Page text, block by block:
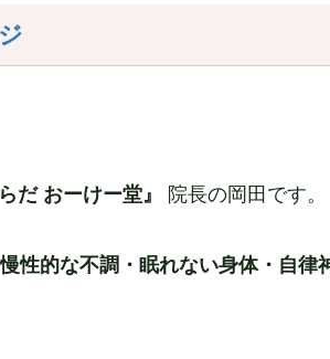
だ おーけー堂』 院長の岡田です。
慢性的な不調・眠れない身体・自律